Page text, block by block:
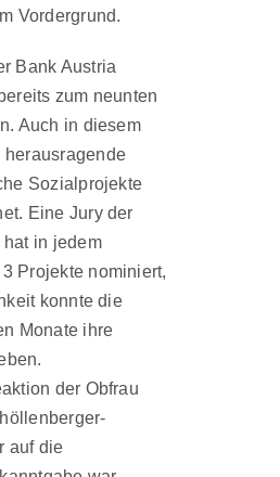
Vordergrund.
Bank Austria
zum neunten
Auch in diesem
herausragende
Sozialprojekte
Eine Jury der
hat in jedem
Projekte nominiert,
konnte die
Monate ihre
der Obfrau
auf die